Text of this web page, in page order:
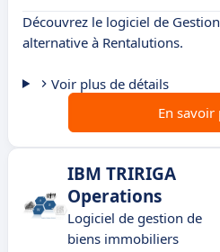
Découvrez le logiciel de
alternative à Rentalutions.
Voir plus de détails
En savoir
IBM TRIRIGA
Operations
Logiciel de gestion de
biens immobiliers